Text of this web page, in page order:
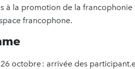
à la promotion de la
francophone.
octobre : arrivée des